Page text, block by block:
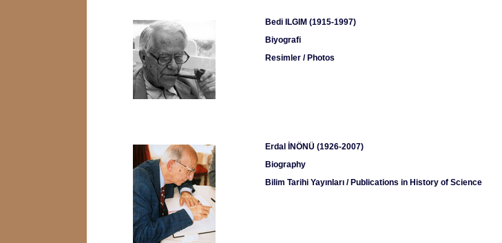
Bedi ILGIM (1915-1997)
Biyografi
Resimler / Photos
Erdal İNÖNÜ (1926-2007)
Biography
Bilim Tarihi Yayınları / Publications in History of Science